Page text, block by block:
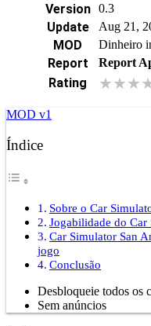
Version 0.3
Update Aug 21,
MOD Dinheiro
Report Report
Rating ★★★
MOD v1
Índice
Sobre o Car
Jogabilidade do
Car Simulator San
jogo
Conclusão
Desbloqueie todos os
Sem anúncios